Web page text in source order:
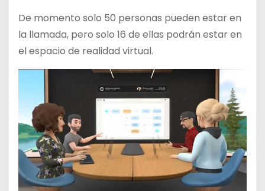
De momento solo 50 personas pueden estar en
la llamada, pero solo 16 de ellas podrán estar en
el espacio de realidad virtual.